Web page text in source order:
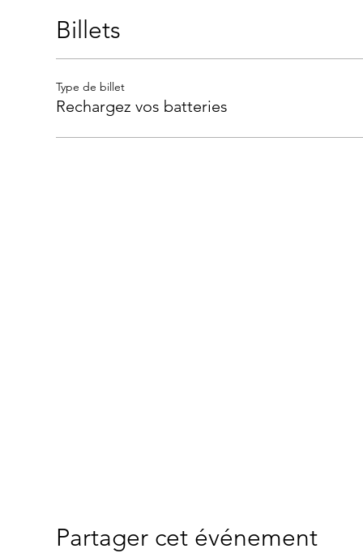
Billets
Type de billet
Rechargez vos batteries
Partager cet événement